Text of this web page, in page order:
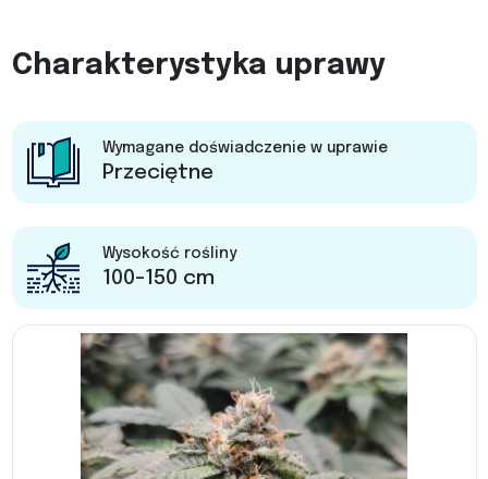
Charakterystyka uprawy
Wymagane doświadczenie w uprawie
Przeciętne
Wysokość rośliny
100-150 cm